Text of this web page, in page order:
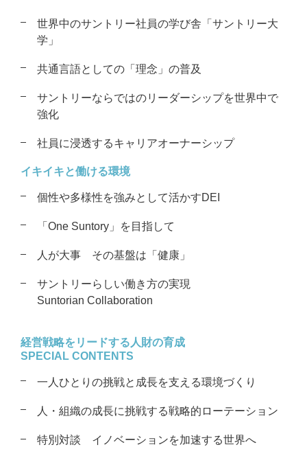
世界中のサントリー社員の学び舎 「サントリー大
学」
共通言語としての「理念」の普及
サントリーならではのリーダーシップを世界中で
強化
社員に浸透するキャリアオーナーシップ
イキイキと働ける環境
個性や多様性を強みとして活かすDEI
「One Suntory」を目指して
人が大事 その基盤は「健康」
サントリーらしい働き方の実現
Suntorian Collaboration
経営戦略をリードする 人財の育成
SPECIAL CONTENTS
一人ひとりの挑戦と成長を支える環境づくり
人・組織の成長に挑戦する戦略的 ローテーション
特別対談 イノベーションを加速する世界へ